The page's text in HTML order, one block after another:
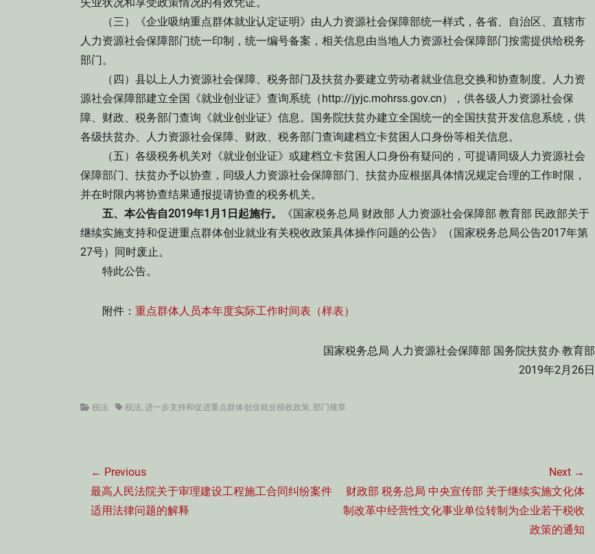
（三）《企业吸纳重点群体就业认定证明》由人力资源社会保障部统一样式，各省、自治区、直辖市
人力资源社会保障部门统一印制，统一编号备案，相关信息由当地人力资源社会保障部门按需提供给税务
部门。
（四）县以上人力资源社会保障、税务部门及扶贫办要建立劳动者就业信息交换和协查制度。人力资
源社会保障部建立全国《就业创业证》查询系统（http://jyjc.mohrss.gov.cn），供各级人力资源社会保
障、财政、税务部门查询《就业创业证》信息。国务院扶贫办建立全国统一的全国扶贫开发信息系统，供
各级扶贫办、人力资源社会保障、财政、税务部门查询建档立卡贫困人口身份等相关信息。
（五）各级税务机关对《就业创业证》或建档立卡贫困人口身份有疑问的，可提请同级人力资源社会
保障部门、扶贫办予以协查，同级人力资源社会保障部门、扶贫办应根据具体情况规定合理的工作时限，
并在时限内将协查结果通报提请协查的税务机关。
五、本公告自2019年1月1日起施行。
《国家税务总局 财政部 人力资源社会保障部 教育部 民政部关于
继续实施支持和促进重点群体创业就业有关税收政策具体操作问题的公告》（国家税务总局公告2017年第
27号）同时废止。
特此公告。
附件： 重点群体人员本年度实际工作时间表（样表）
国家税务总局 人力资源社会保障部 国务院扶贫办 教育部
2019年2月26日
Categories
税法 Tags税法, 进一步支持和促进重点群体创业就业税收政策, 部门规章
章
导
航
← Previous
Previous
post:
最高人民法院关于审理建设工程施工合同纠纷案件
适用法律问题的解释
Next →
Next
post:
财政部 税务总局 中央宣传部 关于继续实施文化体
制改革中经营性文化事业单位转制为企业若干税收
政策的通知